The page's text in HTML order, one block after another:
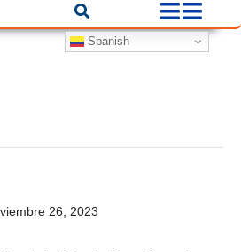
26, 2023
Spanish